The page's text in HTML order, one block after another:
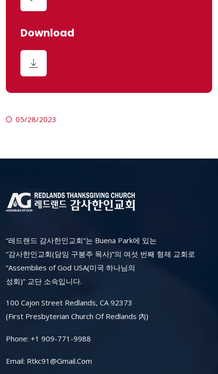
Download
05/28/2023
“레드랜드 감사한인교회”는 Buena Park에 있는
“감사한인교회(담임 구봉주 목사)”의 여섯 번째 형제 교회로
“Assemblies of God USA(미국 하나님의
성회)” 교단 소속입니다.
100 Cajon Street Redlands, CA 92373
(First Presbyterian Church Of Redlands 內)
Phone: +1 909-771-9988
Email: Rtkc91@gmail.com